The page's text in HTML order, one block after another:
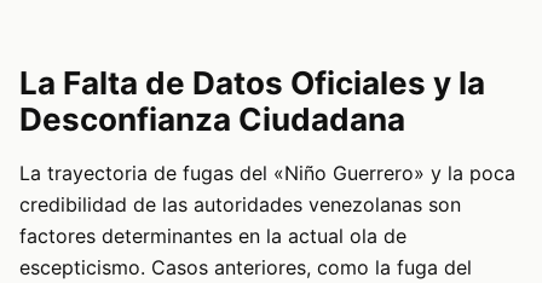
La Falta de Datos Oficiales y la
Desconfianza Ciudadana
La trayectoria de fugas del «Niño Guerrero» y la poca
credibilidad de las autoridades venezolanas son
factores determinantes en la actual ola de
escepticismo. Casos anteriores, como la fuga del